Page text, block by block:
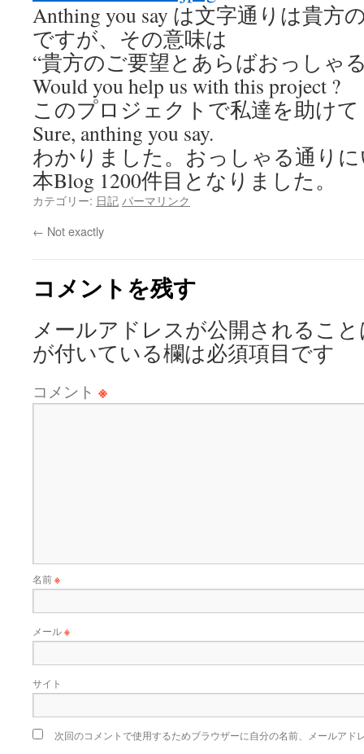
Anthing you say は文字通りは貴方
ですが、その意味は
“貴方のご要望とあらばおっしゃ
Would you help us with this project ?
このプロジェクトで私達を助け
Sure, anthing you say.
わかりました。おっしゃる通り
本Blog 1200件目となりました。
カテゴリー: 日記 パーマリンク
← Not exactly
コメントを残す
メールアドレスが公開されるこ
が付いている欄は必須項目です
コメント ※
名前※
メール※
サイト
次回のコメントで使用するためブラウザーに自分の名前、メールアド